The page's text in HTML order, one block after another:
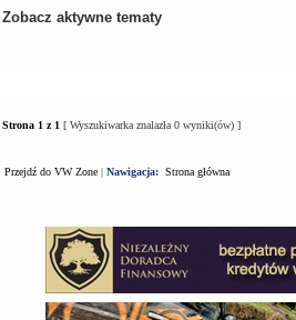
Zobacz aktywne tematy
Strona 1 z 1 [ Wyszukiwarka znalazła 0 wyniki(ów) ]
Przejdź do VW Zone | Nawigacja: Strona główna